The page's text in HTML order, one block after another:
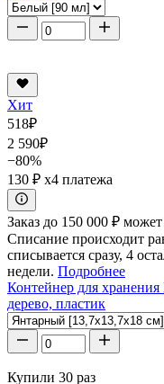
Хит
518₽
2 590₽
−80%
130 ₽ x4 платежа
Заказ до 150 000 ₽
Списание происходит
списывается сразу, 4
недели. Подробнее
Контейнер для
дерево, пластик
Купили 30 раз